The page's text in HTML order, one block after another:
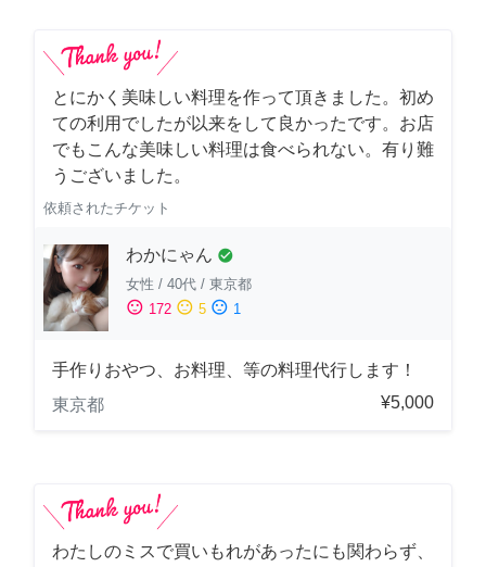
とにかく美味しい料理を作って頂きました。初め
ての利用でしたが以来をして良かったです。お店
でもこんな美味しい料理は食べられない。有り難
うございました。
依頼されたチケット
わかにゃん check_circle
女性 / 40代 / 東京都
sentiment_satisfied 172 sentiment_neutral 5 sentiment_dissatisfied 1
手作りおやつ、お料理、等の料理代行します！
東京都
¥5,000
わたしのミスで買いもれがあったにも関わらず、